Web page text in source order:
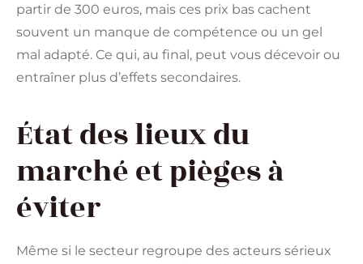
partir de 300 euros, mais ces prix bas cachent
souvent un manque de compétence ou un gel
mal adapté. Ce qui, au final, peut vous décevoir ou
entraîner plus d’effets secondaires.
État des lieux du
marché et pièges à
éviter
Même si le secteur regroupe des acteurs sérieux